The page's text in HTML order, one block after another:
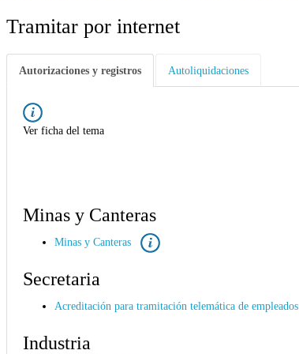
Tramitar por internet
Autorizaciones y registros Autoliquidaciones
Ver ficha del tema
Minas y Canteras
Minas y Canteras
Secretaria
Acreditación para tramitación telemática de empleados
Industria